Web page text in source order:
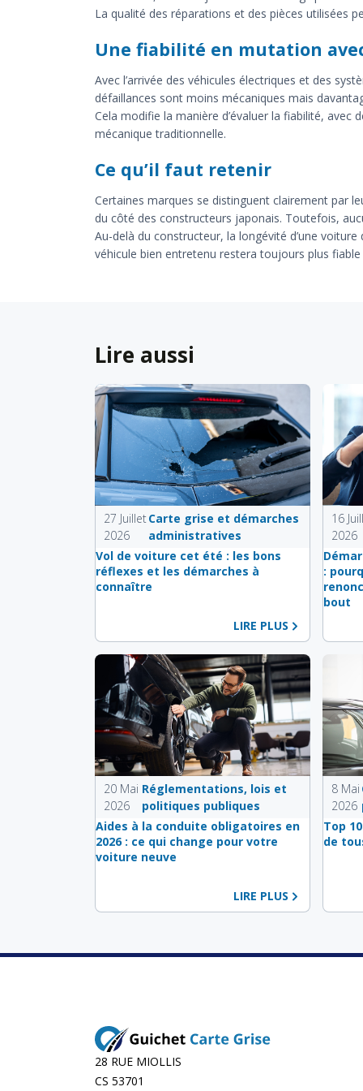
La qualité des réparations et des pièces utilisées
Une fiabilité en mutation
Avec l’arrivée des véhicules électriques et des
défaillances sont moins mécaniques mais
Cela modifie la manière d’évaluer la fiabilité, avec
mécanique traditionnelle.
Ce qu’il faut retenir
Certaines marques se distinguent clairement par
du côté des constructeurs japonais. Toutefois,
Au-delà du constructeur, la longévité d’une
véhicule bien entretenu restera toujours plus
Lire aussi
27 Juillet
2026
Carte grise et démarches
administratives
Vol de voiture cet été : les bons
réflexes et les démarches à
connaître
LIRE PLUS
16
2026
:
bout
20 Mai
2026
Réglementations, lois et
politiques publiques
Aides à la conduite obligatoires en
2026 : ce qui change pour votre
voiture neuve
LIRE PLUS
8 Mai
2026
Top
de
28 RUE MIOLLIS
CS 53701